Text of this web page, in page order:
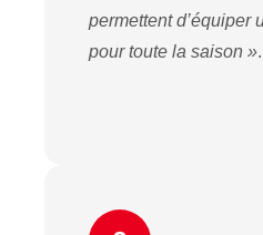
permettent d’équiper
pour toute la saison ».